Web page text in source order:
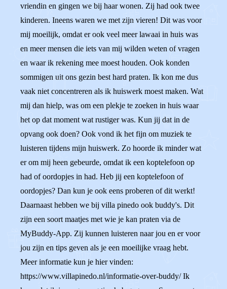
vriendin en gingen we bij haar wonen. Zij had ook twee
kinderen. Ineens waren we met zijn vieren! Dit was voor
mij moeilijk, omdat er ook veel meer lawaai in huis was
en meer mensen die iets van mij wilden weten of vragen
en waar ik rekening mee moest houden. Ook konden
sommigen uit ons gezin best hard praten. Ik kon me dus
vaak niet concentreren als ik huiswerk moest maken. Wat
mij dan hielp, was om een plekje te zoeken in huis waar
het op dat moment wat rustiger was. Kun jij dat in de
opvang ook doen? Ook vond ik het fijn om muziek te
luisteren tijdens mijn huiswerk. Zo hoorde ik minder wat
er om mij heen gebeurde, omdat ik een koptelefoon op
had of oordopjes in had. Heb jij een koptelefoon of
oordopjes? Dan kun je ook eens proberen of dit werkt!
Daarnaast hebben we bij villa pinedo ook buddy's. Dit
zijn een soort maatjes met wie je kan praten via de
MyBuddy-App. Zij kunnen luisteren naar jou en er voor
jou zijn en tips geven als je een moeilijke vraag hebt.
Meer informatie kun je hier vinden:
https://www.villapinedo.nl/informatie-over-buddy/ Ik